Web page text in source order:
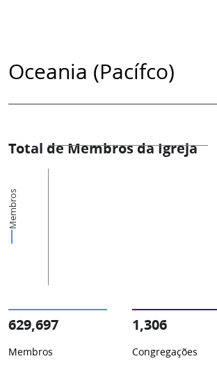
Oceania (Pacífco)
Total de Membros da Igreja
Membros
629,697
Membros
1,306
Congregações